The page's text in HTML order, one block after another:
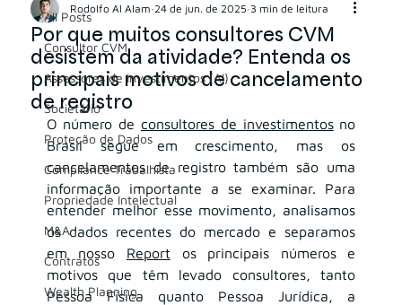
All Posts
Consultor CVM
Assessores de Investimentos (AI)
Societário
Proteção de Dados
Compliance Trabalhista
Propriedade Intelectual
M&A
Contratos
Wealth Planning
Por que muitos consultores CVM
desistem da atividade? Entenda os
principais motivos de cancelamento
de registro
Rodolfo Al Alam 24 de jun. de 2025 3 min de leitura
O número de consultores de investimentos no
Brasil segue em crescimento, mas os
cancelamentos de registro também são uma
informação importante a se examinar. Para
entender melhor esse movimento, analisamos
os dados recentes do mercado e separamos
em nosso Report os principais números e
motivos que têm levado consultores, tanto
Pessoa Física quanto Pessoa Jurídica, a